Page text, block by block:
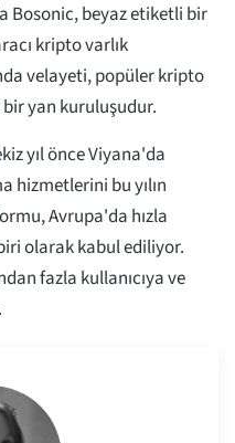
Bosonic, beyaz etiketli bir
kripto varlık
velayeti, popüler kripto
yan kuruluşudur.
yıl önce Viyana'da
hizmetlerini bu yılın
Avrupa'da hızla
olarak kabul ediliyor.
fazla kullanıcıya ve